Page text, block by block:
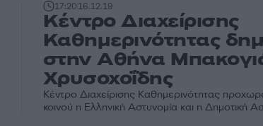
17:2016.12.19
Κέντρο Διαχείρισης
Καθημερινότητας
στην Αθήνα
Χρυσοχοΐδης
Κέντρο Διαχείρισης Καθημερινότητας
κοινού η Ελληνική Αστυνομία και η Δημοτική